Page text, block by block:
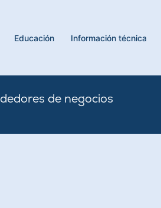
Educación Información técnica
de negocios